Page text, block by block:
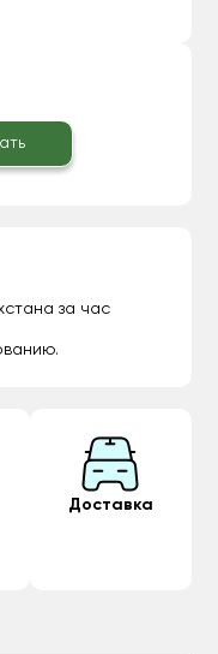
за час
Доставка